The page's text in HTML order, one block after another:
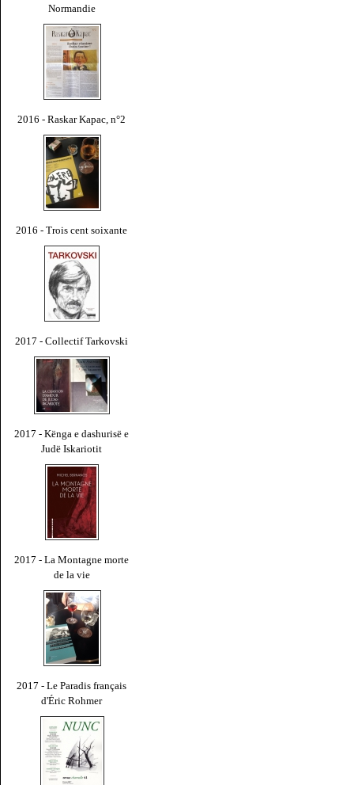
Normandie
2016 - Raskar Kapac, n°2
2016 - Trois cent soixante
2017 - Collectif Tarkovski
2017 - Kënga e dashurisë e
Judë Iskariotit
2017 - La Montagne morte
de la vie
2017 - Le Paradis français
d'Éric Rohmer